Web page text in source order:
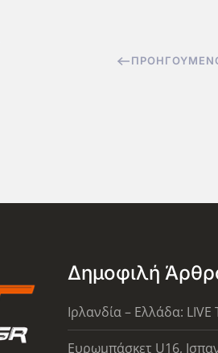
Δημοφιλή
Ιρλανδία – Ελλάδα: LIVE
Ευρωμπάσκετ U16,